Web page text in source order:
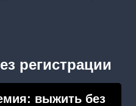
регистрации
выжить без